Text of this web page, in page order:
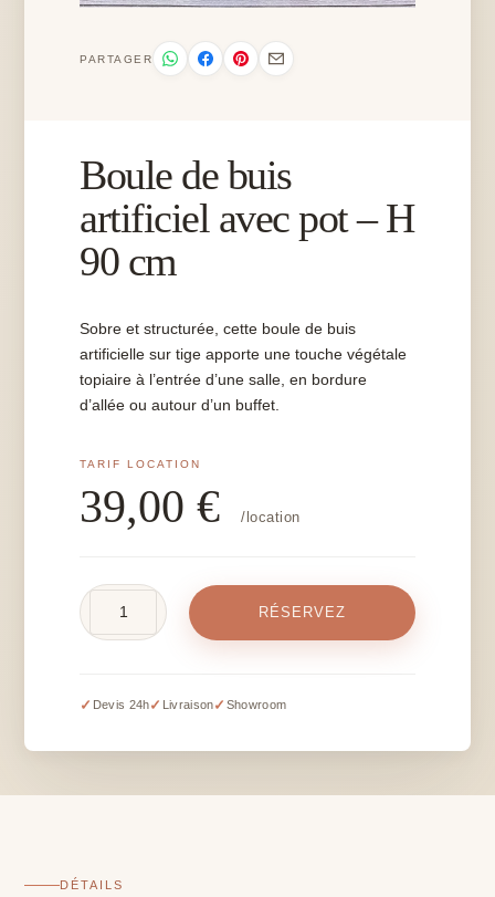
PARTAGER
Boule de buis
artificiel avec pot – H
90 cm
Sobre et structurée, cette boule de buis
artificielle sur tige apporte une touche végétale
topiaire à l’entrée d’une salle, en bordure
d’allée ou autour d’un buffet.
39,00€ /location
buis
avec
cm
RÉSERVEZ
✓ Devis 24h✓ Livraison✓ Showroom
DÉTAILS